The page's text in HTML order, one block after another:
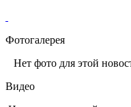
Фотогалерея
Нет фото для этой
Видео